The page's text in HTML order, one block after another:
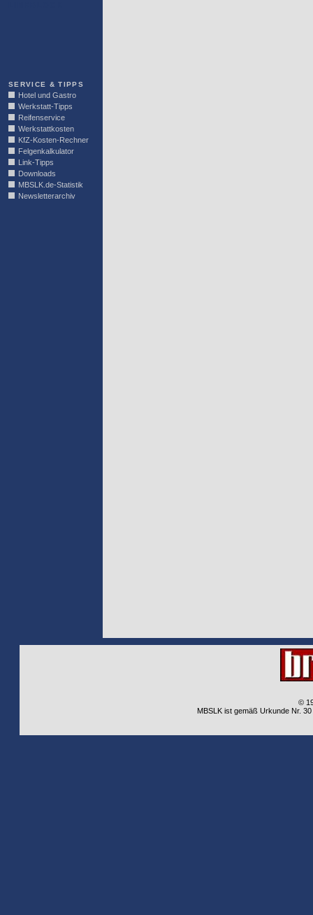
SERVICE & TIPPS
Hotel und Gastro
Werkstatt-Tipps
Reifenservice
Werkstattkosten
KfZ-Kosten-Rechner
Felgenkalkulator
Link-Tipps
Downloads
MBSLK.de-Statistik
Newsletterarchiv
©
MBSLK ist gemäß Urkunde Nr.